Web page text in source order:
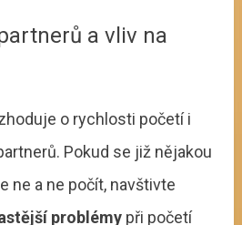
a vliv na
o rychlosti početí i
Pokud se již nějakou
ne a ne počít, navštivte
problémy při početí